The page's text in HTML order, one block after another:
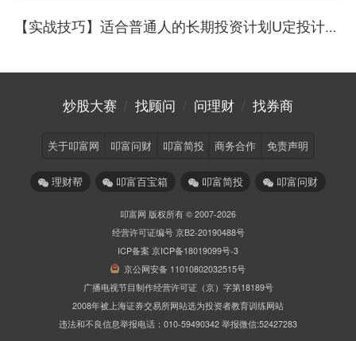
【实战技巧】适合普通人的长期投资计划U定投计划上线！
炒股大赛 / 找顾问 / 问理财 / 找券商
关于叩富网 叩富问财 叩富简投 商务合作 免责声明
理财帮 叩富百宝箱 叩富简投 叩富问财
叩富网 版权所有 © 2007-2026
经营许可证编号 京B2-20190488号
ICP备案 京ICP备18019099号-3
京公网安备 11010802032515号
广播电视节目制作经营许可证（京）字第18189号
2008年被上海证券交易所网站选为投资者教育训练网站
违法和不良信息举报电话：010-59490342 举报微信:52427283